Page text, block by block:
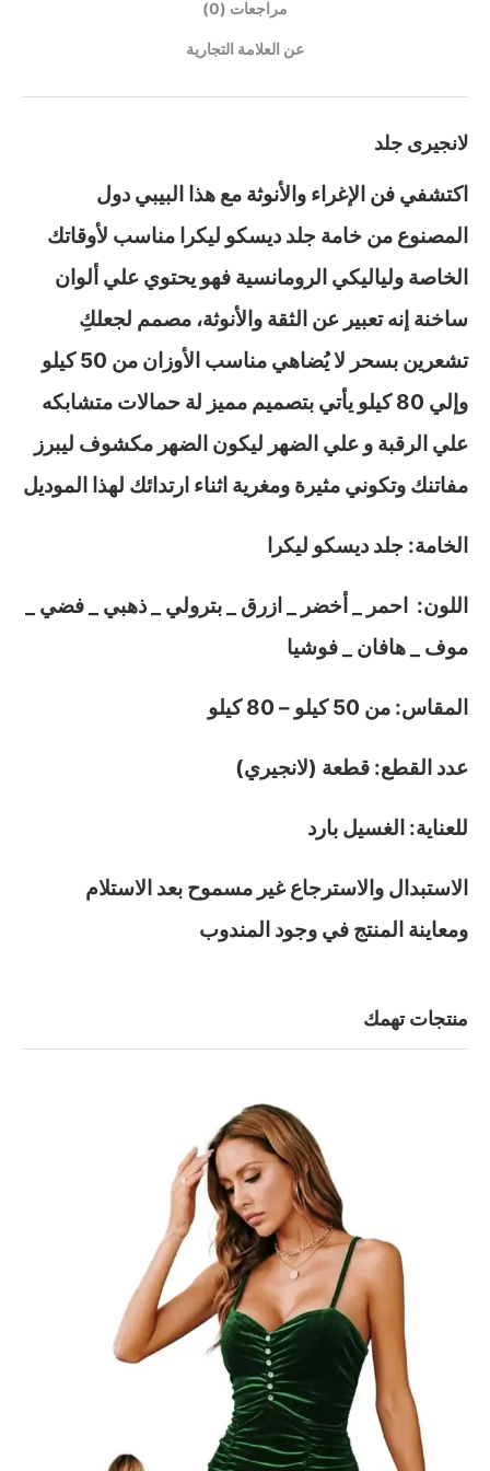
مراجعات (0)
عن العلامة التجارية
لانجيرى جلد
اكتشفي فن الإغراء والأنوثة مع هذا البيبي دول
المصنوع من خامة جلد ديسكو ليكرا مناسب لأوقاتك
الخاصة ولياليكي الرومانسية فهو يحتوي علي ألوان
ساخنة إنه تعبير عن الثقة والأنوثة، مصمم لجعلكِ
تشعرين بسحر لا يُضاهي مناسب الأوزان من 50 كيلو
وإلي 80 كيلو يأتي بتصميم مميز لة حمالات متشابكه
علي الرقبة و علي الضهر ليكون الضهر مكشوف ليبرز
مفاتنك وتكوني مثيرة ومغرية اثناء ارتدائك لهذا الموديل
الخامة: جلد ديسكو ليكرا
اللون: احمر _ أخضر _ ازرق _ بترولي _ ذهبي _ فضي _
موف _ هافان _ فوشيا
المقاس: من 50 كيلو – 80 كيلو
عدد القطع: قطعة (لانجيري)
للعناية: الغسيل بارد
الاستبدال والاسترجاع غير مسموح بعد الاستلام
ومعاينة المنتج في وجود المندوب
منتجات تهمك